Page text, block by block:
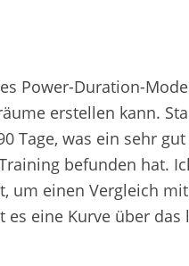
Power-Duration-
erstellen kann.
Tage, was ein sehr
befunden hat.
um einen Vergleich
es eine Kurve über